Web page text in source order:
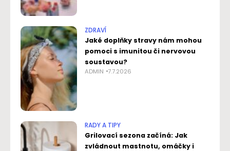
ZDRAVÍ
Jaké doplňky stravy nám mohou
pomoci s imunitou či nervovou
soustavou?
ADMIN 7.7.2026
RADY A TIPY
Grilovací sezona začíná: Jak
zvládnout mastnotu, omáčky i